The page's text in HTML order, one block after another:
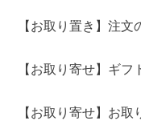
【お取り置き】注
【お取り寄せ】ギ
【お取り寄せ】お